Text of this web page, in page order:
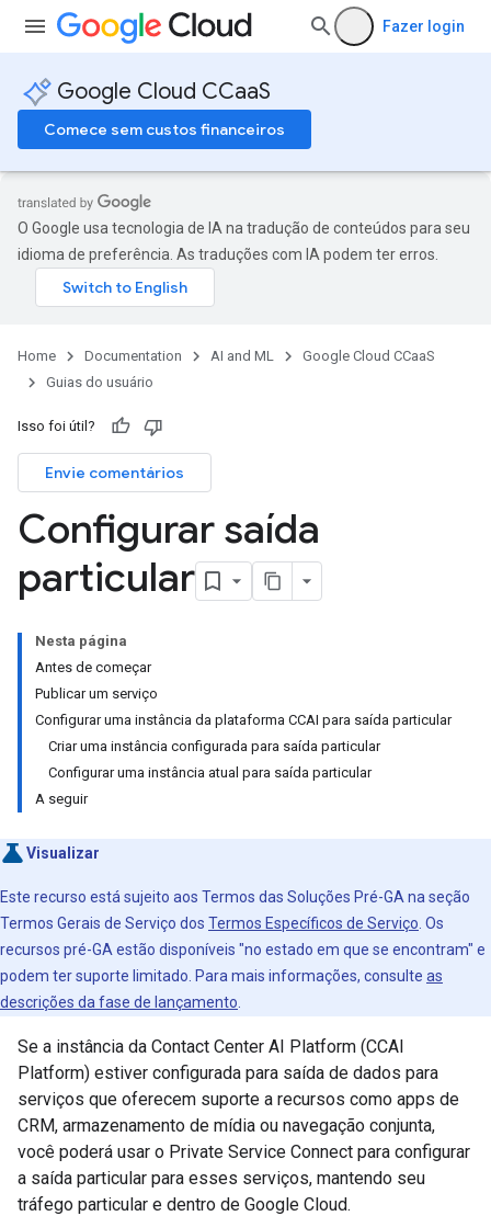
Fazer login
Google Cloud CCaaS
Comece sem custos financeiros
O Google usa tecnologia de IA na tradução de conteúdos para seu
idioma de preferência. As traduções com IA podem ter erros.
Home Documentation AI and ML
Google Cloud CCaaS
Guias do usuário
Isso foi útil?
Envie comentários
Configurar saída
particular
Nesta página
Antes de começar
Publicar um serviço
Configurar uma instância da plataforma CCAI para saída particular
Criar uma instância configurada para saída particular
Configurar uma instância atual para saída particular
A seguir
Visualizar
Este recurso está sujeito aos Termos das Soluções Pré-GA na seção
Termos Gerais de Serviço dos Termos Específicos de Serviço . Os
recursos pré-GA estão disponíveis "no estado em que se encontram" e
podem ter suporte limitado. Para mais informações, consulte as
descrições da fase de lançamento
Se a instância da Contact Center AI Platform (CCAI
Platform) estiver configurada para saída de dados para
serviços que oferecem suporte a recursos como apps de
CRM, armazenamento de mídia ou navegação conjunta,
você poderá usar o Private Service Connect para configurar
a saída particular para esses serviços, mantendo seu
tráfego particular e dentro de Google Cloud.